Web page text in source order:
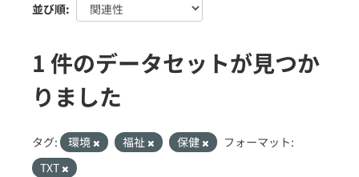
並び順
1 件のデータセットが見つか
りました
タグ: 環境 福祉 保健
フォーマット:
TXT